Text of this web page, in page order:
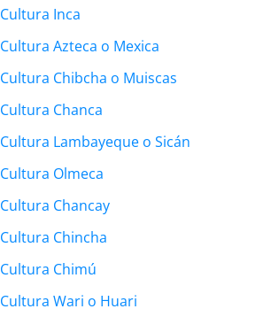
Cultura Inca
Cultura Azteca o Mexica
Cultura Chibcha o Muiscas
Cultura Chanca
Cultura Lambayeque o Sicán
Cultura Olmeca
Cultura Chancay
Cultura Chincha
Cultura Chimú
Cultura Wari o Huari